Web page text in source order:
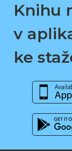
Knihu
v
ke